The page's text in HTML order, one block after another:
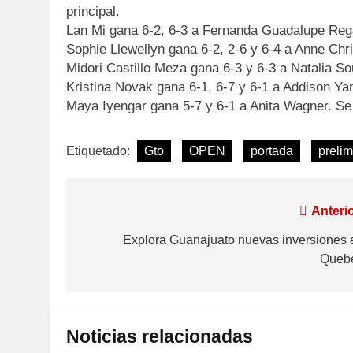
principal.
Lan Mi gana 6-2, 6-3 a Fernanda Guadalupe
Sophie Llewellyn gana 6-2, 2-6 y 6-4 a Anne
Midori Castillo Meza gana 6-3 y 6-3 a Natalia
Kristina Novak gana 6-1, 6-7 y 6-1 a Addison
Maya Iyengar gana 5-7 y 6-1 a Anita Wagner.
Etiquetado: Gto OPEN portada
Explora Guanajuato nuevas inversiones
Noticias relacionadas